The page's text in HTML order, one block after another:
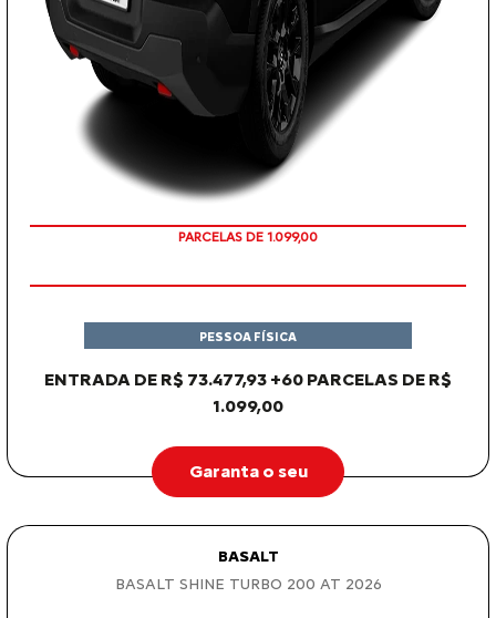
PARCELAS DE 1.099,00
ENTRADA DE R$ 73.477,93 +60 PARCELAS DE R$
1.099,00
PESSOA FÍSICA
Garanta o seu
BASALT
BASALT SHINE TURBO 200 AT 2026